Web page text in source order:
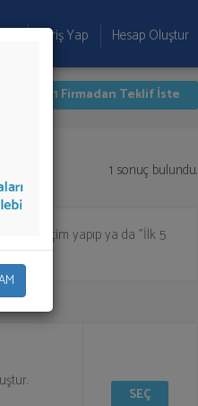
Giriş Yap Hesap Oluştur
İlk 1 Firmadan Teklif İste
1 sonuç bulundu.
seçim yapıp ya da "İlk 5
SEÇ